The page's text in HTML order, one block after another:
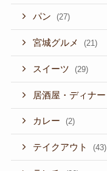
パン (27)
宮城グルメ (21)
スイーツ (29)
居酒屋・ディナー
カレー (2)
テイクアウト (43)